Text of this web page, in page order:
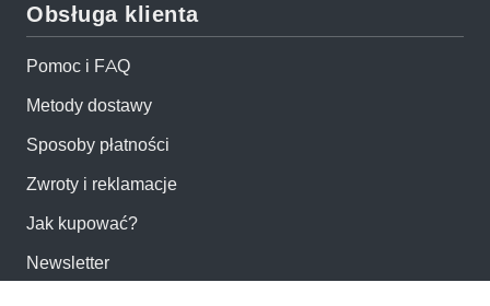
Obsługa klienta
Pomoc i FAQ
Metody dostawy
Sposoby płatności
Zwroty i reklamacje
Jak kupować?
Newsletter